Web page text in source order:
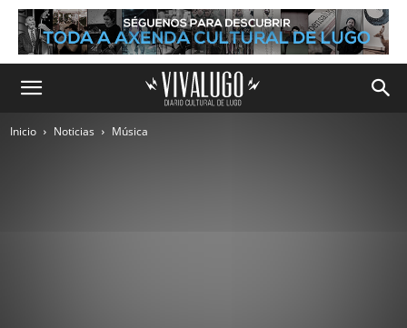
Inicio Noticias Música